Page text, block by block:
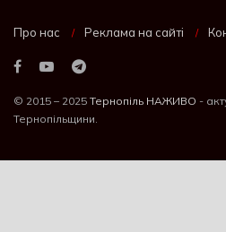
Про нас Реклама на сайті
© 2015 – 2025 Тернопіль НАЖИВО -
Тернопільщини.